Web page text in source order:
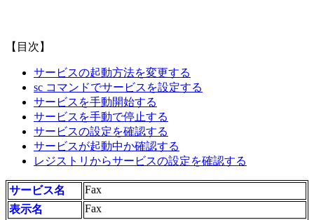
【目次】
サービスの起動方法を変更する
sc コマンドでサービスを設定する
サービスを手動開始する
サービスを手動で停止する
サービスの設定を確認する
サービスが起動中か確認する
レジストリからサービスの設定を確認する
サービス名
Fax
表示名
Fax